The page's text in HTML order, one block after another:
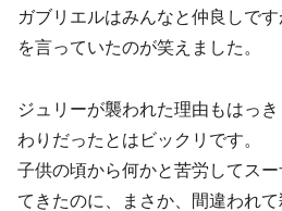
ガブリエルはみんなと仲良しで
を言っていたのが笑えました。
ジュリーが襲われた理由もはっ
わりだったとはビックリです。
子供の頃から何かと苦労してス
てきたのに、まさか、間違われ